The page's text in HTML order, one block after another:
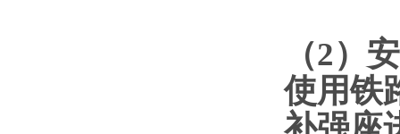
（2）
使用铁